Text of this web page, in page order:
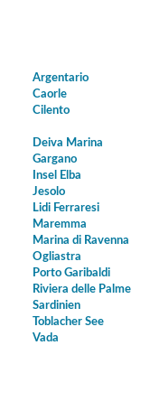
Argentario
Caorle
Cilento
Deiva Marina
Gargano
Insel Elba
Jesolo
Lidi Ferraresi
Maremma
Marina di Ravenna
Ogliastra
Porto Garibaldi
Riviera delle Palme
Sardinien
Toblacher See
Vada